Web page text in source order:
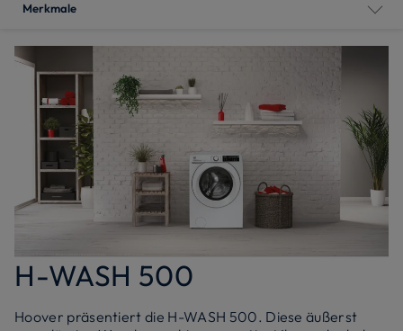
Merkmale
H-WASH 500
Hoover präsentiert die H-WASH 500. Diese äußerst